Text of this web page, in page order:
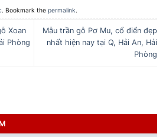
. Bookmark the permalink.
Xoan
Phòng
Mẫu trần gỗ Pơ Mu, cổ điển đẹp
nhất hiện nay tại Q, Hải An, Hải
Phòng